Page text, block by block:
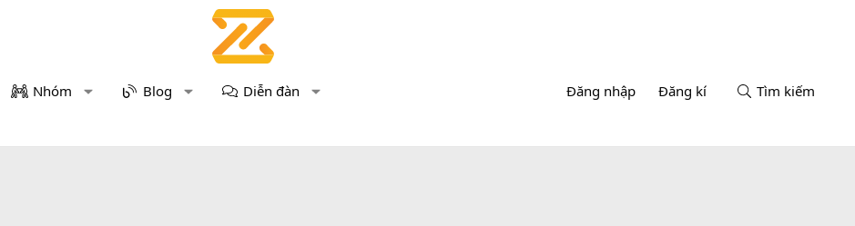
Nhóm Blog Diễn đàn Đăng nhập Đăng kí Tìm kiếm